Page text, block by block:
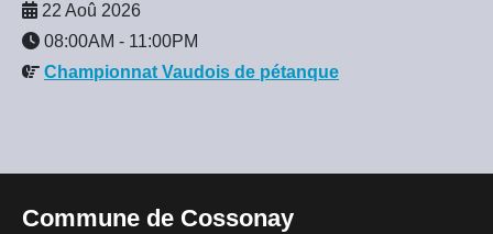
22 Aoû 2026
08:00AM - 11:00PM
Championnat Vaudois de pétanque
Commune de Cossonay